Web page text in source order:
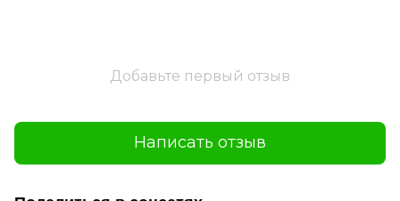
Добавьте первый отзыв
Написать отзыв